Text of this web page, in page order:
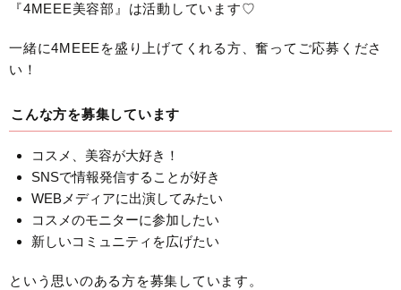
『4MEEE美容部』は活動しています♡
一緒に4MEEEを盛り上げてくれる方、奮ってご応募くださ
い！
こんな方を募集しています
コスメ、美容が大好き！
SNSで情報発信することが好き
WEBメディアに出演してみたい
コスメのモニターに参加したい
新しいコミュニティを広げたい
という思いのある方を募集しています。